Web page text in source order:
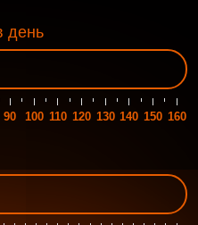
день
90 100 110 120 130 140 150 160